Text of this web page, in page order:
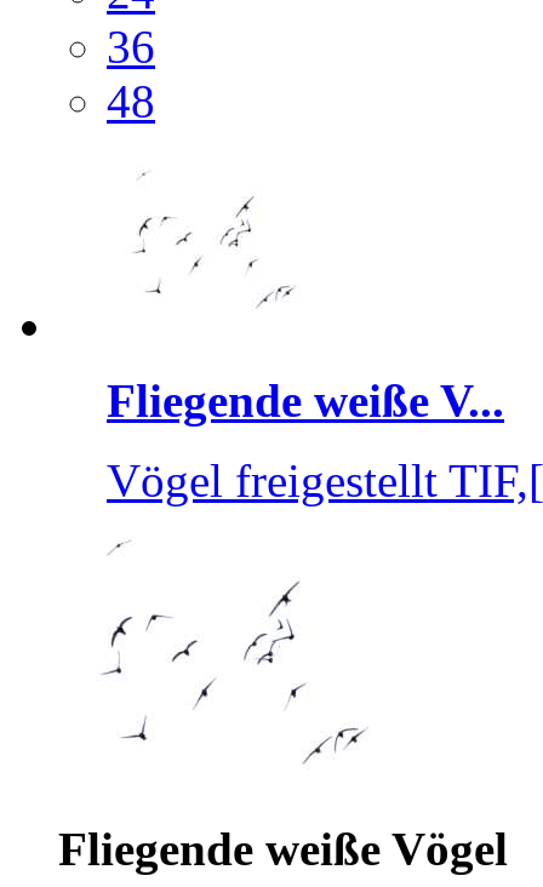
36
48
Fliegende weiße V...
Vögel freigestellt
Fliegende weiße Vögel